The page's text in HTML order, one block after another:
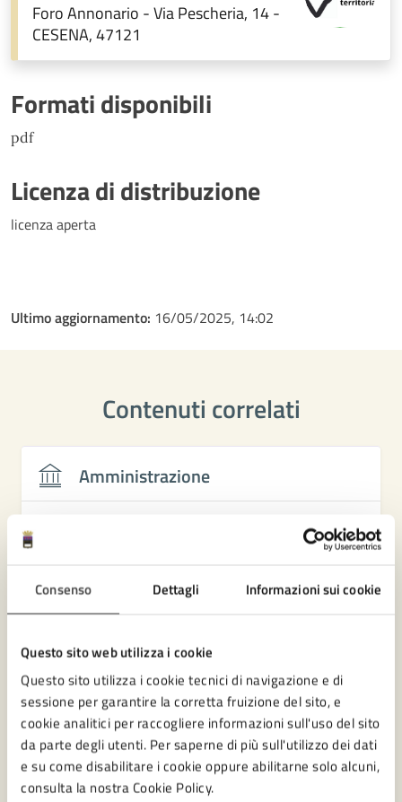
Consenso Dettagli Informazioni sui cookie
Questo sito web utilizza i cookie
Questo sito utilizza i cookie tecnici di navigazione e di
sessione per garantire la corretta fruizione del sito, e
cookie analitici per raccogliere informazioni sull'uso del sito
da parte degli utenti. Per saperne di più sull'utilizzo dei dati
e su come disabilitare i cookie oppure abilitarne solo alcuni,
consulta la nostra Cookie Policy.
Foro Annonario - Via Pescheria, 14 -
CESENA, 47121
Formati disponibili
pdf
Licenza di distribuzione
licenza aperta
Ultimo aggiornamento: 16/05/2025, 14:02
Contenuti correlati
Amministrazione
Settore Tutela dell'ambiente e del territorio
Sportello Facile Territoriale